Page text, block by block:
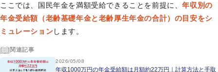
ここでは、国民年金を満額受給できることを前提に、年収別の
年金受給額（老齢基礎年金と老齢厚生年金の合計）の目安をシ
ミュレーションします。
関連記事
2026/05/08
年収1000万円の年金受給額は月額約22万円｜計算方法と手取